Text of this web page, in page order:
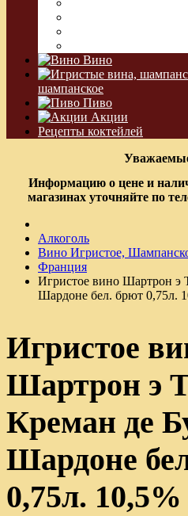
Вино
шампанское
Пиво
Акции
Рецепты коктейлей
Информацию о цене и
магазинах уточняйте по
Алкоголь
Вино Игристое,
Франция
Игристое вино Шартрон э
Шардоне бел. брют 0,75л.
Игристое
Шартрон э
Креман де
Шардоне
0,75л.